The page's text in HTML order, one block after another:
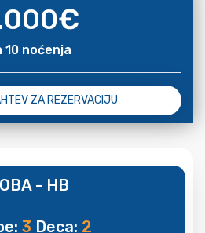
€
10 noćenja
ZA REZERVACIJU
- HB
3 Deca: 2